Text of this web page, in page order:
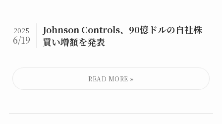
Johnson Controls、90億ドルの自社株
買い増額を発表
2025
6/19